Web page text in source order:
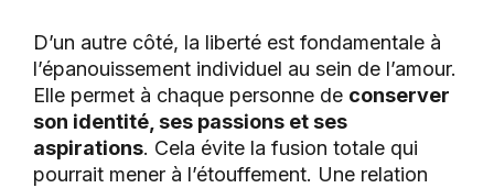
D’un autre côté, la liberté est fondamentale à
l’épanouissement individuel au sein de l’amour.
Elle permet à chaque personne de conserver
son identité, ses passions et ses
aspirations. Cela évite la fusion totale qui
pourrait mener à l’étouffement. Une relation